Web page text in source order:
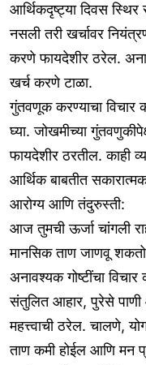
आर्थिकदृष्ट्या दिवस स्थिर
नसली तरी खर्चावर
करणे फायदेशीर ठरेल.
खर्च करणे टाळा.
गुंतवणूक करण्याचा विचार
घ्या. जोखमीच्या
फायदेशीर ठरतील. काही
आर्थिक बाबतीत
आरोग्य आणि तंदुरुस्ती:
आज तुमची ऊर्जा चांगली
मानसिक ताण जाणवू
अनावश्यक गोष्टींचा
संतुलित आहार, पुरेसे पाणी
महत्त्वाची ठरेल. चालणे,
ताण कमी होईल आणि मन